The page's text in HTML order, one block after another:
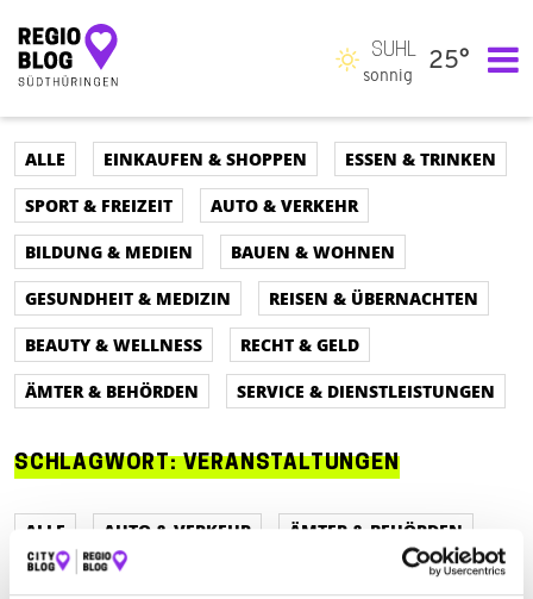
Hauptnavigation
SUHL
sonnig
25°
ALLE EINKAUFEN & SHOPPEN
ESSEN & TRINKEN
SPORT & FREIZEIT
AUTO & VERKEHR
BILDUNG & MEDIEN
BAUEN & WOHNEN
GESUNDHEIT & MEDIZIN
REISEN & ÜBERNACHTEN
BEAUTY & WELLNESS
RECHT & GELD
ÄMTER & BEHÖRDEN
SERVICE & DIENSTLEISTUNGEN
SCHLAGWORT:VERANSTALTUNGEN
ALLE AUTO & VERKEHR
ÄMTER & BEHÖRDEN
BAUEN & WOHNEN